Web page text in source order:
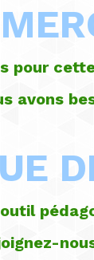
pour
avons